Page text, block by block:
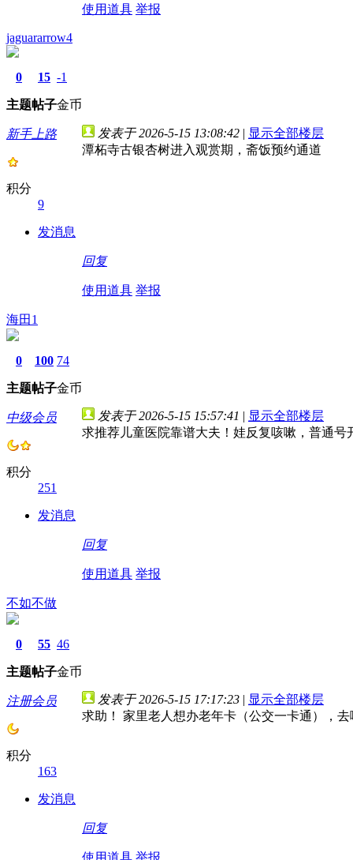
使用道具 举报
jaguararrow4
0
主题
15
帖子
-1
金币
新手上路
积分
9
发消息
发表于 2026-5-15 13:08:42 | 显示全部楼层
潭柘寺古银杏树进入观赏期，斋饭预约通道
回复
使用道具 举报
海田1
0
主题
100
帖子
74
金币
中级会员
积分
251
发消息
发表于 2026-5-15 15:57:41 | 显示全部楼层
求推荐儿童医院靠谱大夫！娃反复咳嗽，普通
回复
使用道具 举报
不如不做
0
主题
55
帖子
46
金币
注册会员
积分
163
发消息
发表于 2026-5-15 17:17:23 | 显示全部楼层
求助！ 家里老人想办老年卡（公交一卡通），
回复
使用道具 举报